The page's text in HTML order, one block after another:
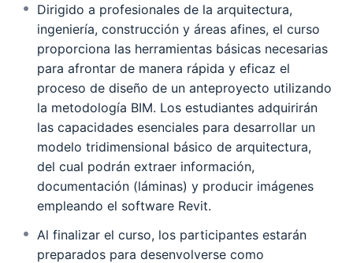
Dirigido a profesionales de la arquitectura,
ingeniería, construcción y áreas afines, el curso
proporciona las herramientas básicas necesarias
para afrontar de manera rápida y eficaz el
proceso de diseño de un anteproyecto utilizando
la metodología BIM. Los estudiantes adquirirán
las capacidades esenciales para desarrollar un
modelo tridimensional básico de arquitectura,
del cual podrán extraer información,
documentación (láminas) y producir imágenes
empleando el software Revit.
Al finalizar el curso, los participantes estarán
preparados para desenvolverse como